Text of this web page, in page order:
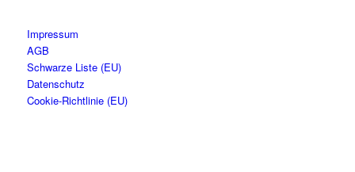
Impressum
AGB
Schwarze Liste (EU)
Datenschutz
Cookie-Richtlinie (EU)